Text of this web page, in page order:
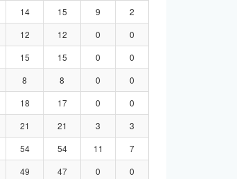
14 15 9
2
12 12 0
0
15 15 0
0
8 8 0
0
18 17 0
0
21 21 3
3
54 54 11
7
49 47 0
0